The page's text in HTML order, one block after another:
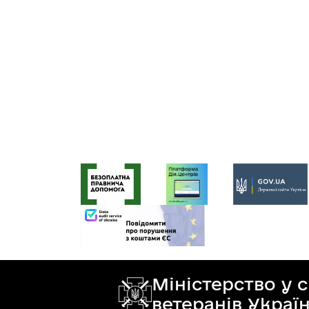
Міністерство у
ветеранів